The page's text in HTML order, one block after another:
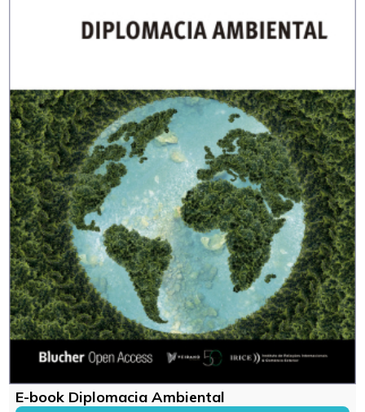
E-book Diplomacia Ambiental